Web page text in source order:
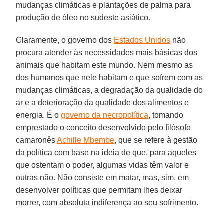
mudanças climáticas e plantações de palma para
produção de óleo no sudeste asiático.
Claramente, o governo dos Estados Unidos não
procura atender às necessidades mais básicas dos
animais que habitam este mundo. Nem mesmo as
dos humanos que nele habitam e que sofrem com as
mudanças climáticas, a degradação da qualidade do
ar e a deterioração da qualidade dos alimentos e
energia. É ogoverno da necropolítica, tomando
emprestado o conceito desenvolvido pelo filósofo
camaronêsAchille Mbembe, que se refere à gestão
da política com base na ideia de que, para aqueles
que ostentam o poder, algumas vidas têm valor e
outras não. Não consiste em matar, mas, sim, em
desenvolver políticas que permitam lhes deixar
morrer, com absoluta indiferença ao seu sofrimento.